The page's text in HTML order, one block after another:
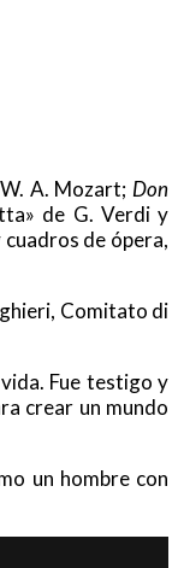
A. Mozart; Don
de G. Verdi y
de ópera,
Comitato di
Fue testigo y
crear un mundo
un hombre con